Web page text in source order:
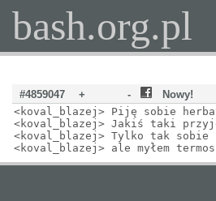
bash.org.pl
#4859047 + -
Nowy!
<koval_blazej> Piję sobie
<koval_blazej> Jakiś taki
<koval_blazej> Tylko tak sobie
<koval_blazej> ale myłem